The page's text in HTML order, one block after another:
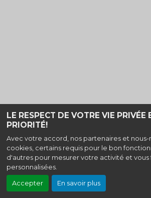
LE RESPECT DE VOTRE VIE PRIVÉE
PRIORITÉ!
Avec votre accord, nos partenaires et nous-
cookies, certains requis pour le bon
d'autres pour mesurer votre activité et
personnalisées.
Accepter En savoir plus